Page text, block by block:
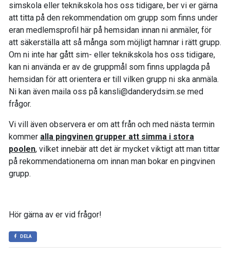
simskola eller teknikskola hos oss tidigare, ber vi er gärna
att titta på den rekommendation om grupp som finns under
eran medlemsprofil här på hemsidan innan ni anmäler, för
att säkerställa att så många som möjligt hamnar i rätt grupp.
Om ni inte har gått sim- eller teknikskola hos oss tidigare,
kan ni använda er av de gruppmål som finns upplagda på
hemsidan för att orientera er till vilken grupp ni ska anmäla.
Ni kan även maila oss på kansli@danderydsim.se med
frågor.
Vi vill även observera er om att från och med nästa termin
kommer alla pingvinen grupper att simma i stora
poolen, vilket innebär att det är mycket viktigt att man tittar
på rekommendationerna om innan man bokar en pingvinen
grupp.
Hör gärna av er vid frågor!
DELA